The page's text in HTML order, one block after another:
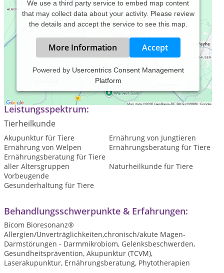
We use a third party service to embed map content
that may collect data about your activity. Please review
the details and accept the service to see this map.
More Information Accept
Powered by Usercentrics Consent Management
Platform
Leistungsspektrum:
Tierheilkunde
Akupunktur für Tiere
Ernährung von Jungtieren
Ernährung von Welpen
Ernährungsberatung für Tiere
Ernährungsberatung für Tiere
aller Altersgruppen
Naturheilkunde für Tiere
Vorbeugende
Gesunderhaltung für Tiere
Behandlungsschwerpunkte & Erfahrungen:
Bicom Bioresonanz®️
Allergien/Unverträglichkeiten,chronisch/akute Magen-
Darmstörungen - Darmmikrobiom, Gelenksbeschwerden,
Gesundheitsprävention, Akupunktur (TCVM),
Laserakupunktur, Ernährungsberatung, Phytotherapien